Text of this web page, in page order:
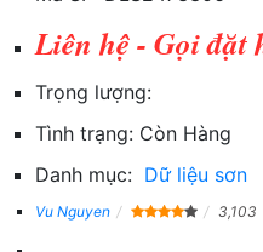
Liên hệ - Gọi đặt
Trọng lượng:
Tình trạng: Còn Hàng
Danh mục: Dữ liệu sơn
Vu Nguyen 3,103